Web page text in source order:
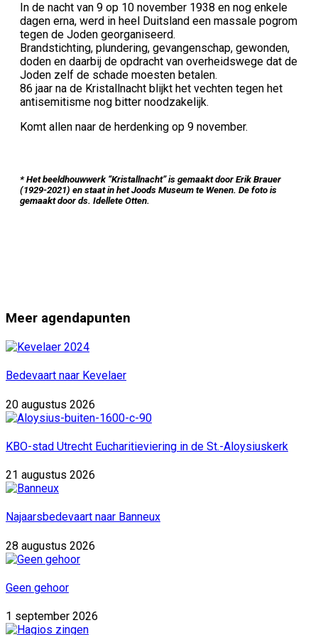
In de nacht van 9 op 10 november 1938 en nog enkele
dagen erna, werd in heel Duitsland een massale pogrom
tegen de Joden georganiseerd.
Brandstichting, plundering, gevangenschap, gewonden,
doden en daarbij de opdracht van overheidswege dat de
Joden zelf de schade moesten betalen.
86 jaar na de Kristallnacht blijkt het vechten tegen het
antisemitisme nog bitter noodzakelijk.
Komt allen naar de herdenking op 9 november.
* Het beeldhouwwerk “Kristallnacht” is gemaakt door Erik Brauer
(1929-2021) en staat in het Joods Museum te Wenen. De foto is
gemaakt door ds. Idellete Otten.
Meer agendapunten
Bedevaart naar Kevelaer
20 augustus 2026
KBO-stad Utrecht Eucharitieviering in de St.-Aloysiuskerk
21 augustus 2026
Najaarsbedevaart naar Banneux
28 augustus 2026
Geen gehoor
1 september 2026